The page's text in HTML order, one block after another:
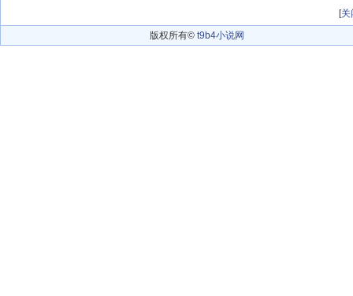
[关
版权所有© t9b4小说网